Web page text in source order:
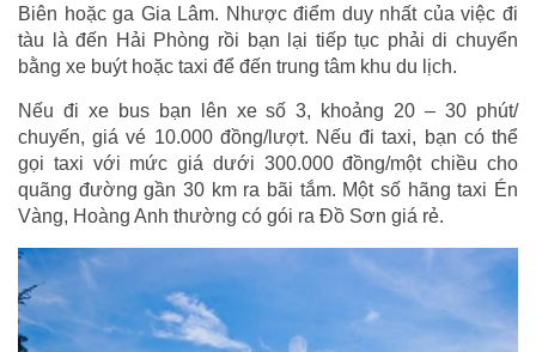
Biên hoặc ga Gia Lâm. Nhược điểm duy nhất của việc đi
tàu là đến Hải Phòng rồi bạn lại tiếp tục phải di chuyển
bằng xe buýt hoặc taxi để đến trung tâm khu du lịch.
Nếu đi xe bus bạn lên xe số 3, khoảng 20 – 30 phút/
chuyến, giá vé 10.000 đồng/lượt. Nếu đi taxi, bạn có thể
gọi taxi với mức giá dưới 300.000 đồng/một chiều cho
quãng đường gần 30 km ra bãi tắm. Một số hãng taxi Én
Vàng, Hoàng Anh thường có gói ra Đồ Sơn giá rẻ.